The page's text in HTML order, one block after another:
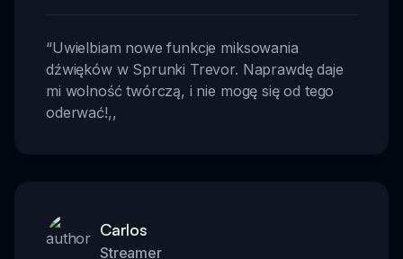
“Uwielbiam nowe funkcje miksowania
dźwięków w Sprunki Trevor. Naprawdę daje
mi wolność twórczą, i nie mogę się od tego
oderwać!,,
Carlos
Streamer